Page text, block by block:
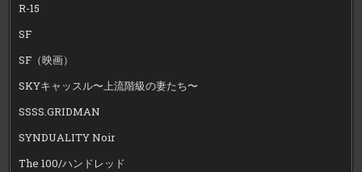
R-15
SF
SF（映画）
SKYキャッスル〜上流階級の妻たち〜
SSSS.GRIDMAN
SYNDUALITY Noir
The 100/ハンドレッド